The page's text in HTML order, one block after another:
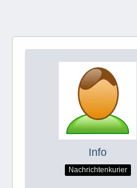
Info
Nachrichtenkurier